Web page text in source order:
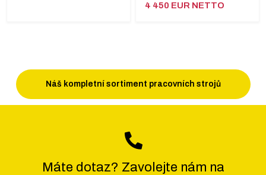
4 450 EUR NETTO
Náš kompletní sortiment pracovních strojů
Máte dotaz? Zavolejte nám na